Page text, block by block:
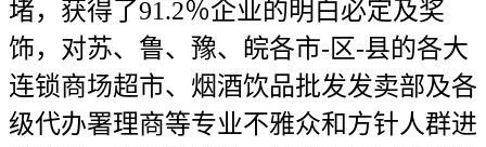
堵，获得了91.2％企业的明白必定及奖
饰，对苏、鲁、豫、皖各市-区-县的各大
连锁商场超市、烟酒饮品批发发卖部及各
级代办署理商等专业不雅众和方针人群进